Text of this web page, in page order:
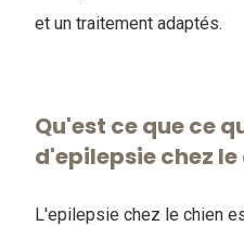
et un traitement adaptés.
Qu'est ce que ce
d'epilepsie chez le
L'epilepsie chez le chien